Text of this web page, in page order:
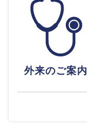
外来のご案内